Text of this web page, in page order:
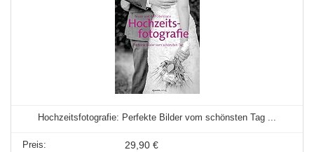
Hochzeitsfotografie: Perfekte Bilder vom schönsten Tag ...
29,90 €